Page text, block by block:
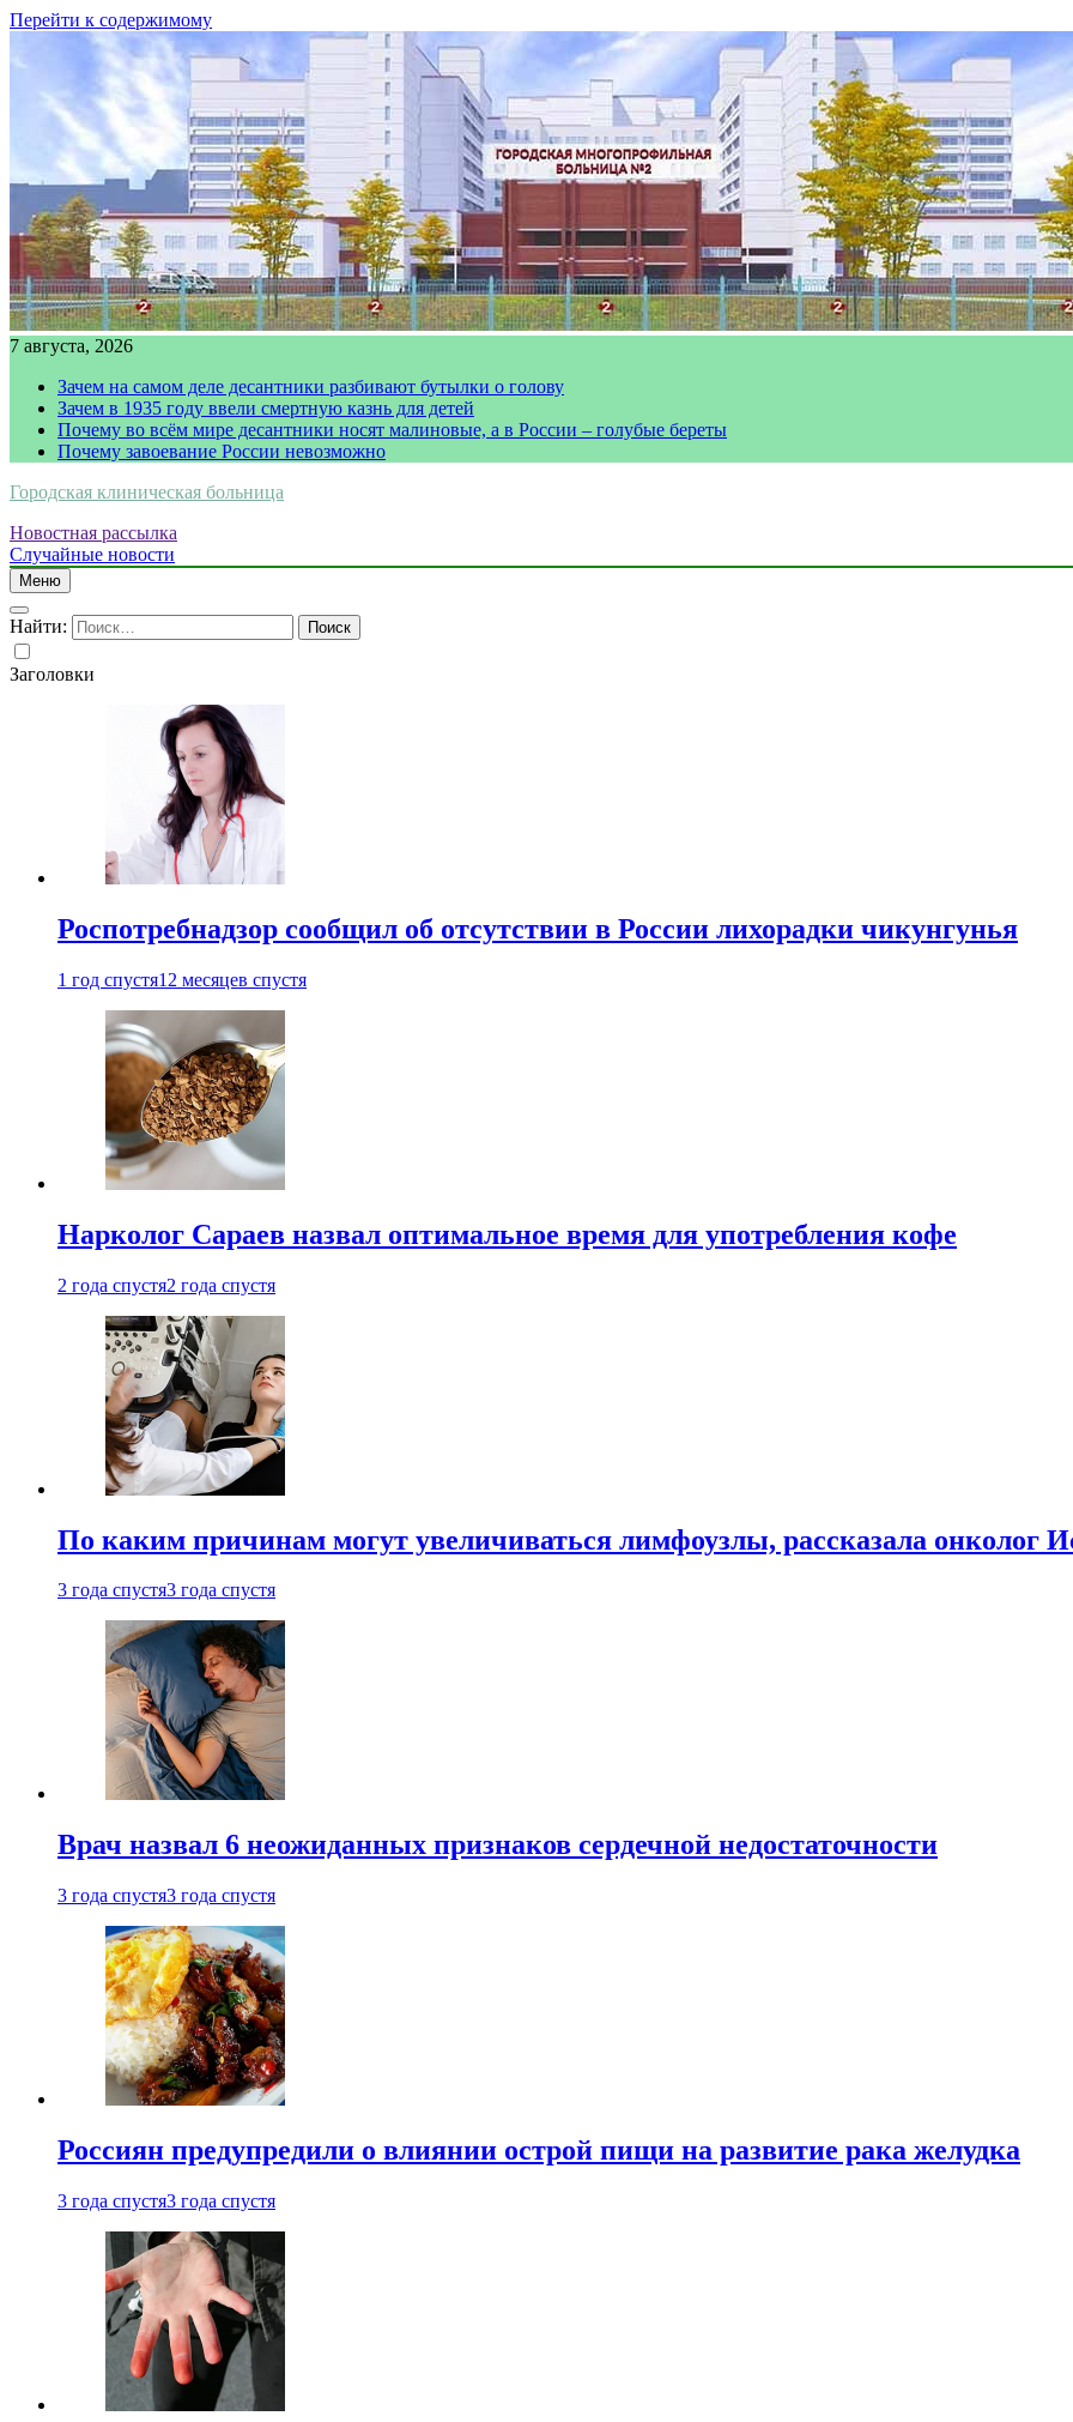
Перейти к содержимому
7 августа, 2026
Зачем на самом деле десантники разбивают бутылки о голову
Зачем в 1935 году ввели смертную казнь для детей
Почему во всём мире десантники носят малиновые, а в России – голубые береты
Почему завоевание России невозможно
Городская клиническая больница
Новостная рассылка
Случайные новости
Меню
Найти:
Заголовки
Роспотребнадзор сообщил об отсутствии в России лихорадки чикунгунья
1 год спустя12 месяцев спустя
Нарколог Сараев назвал оптимальное время для употребления кофе
2 года спустя2 года спустя
По каким причинам могут увеличиваться лимфоузлы, рассказала онколог
3 года спустя3 года спустя
Врач назвал 6 неожиданных признаков сердечной недостаточности
3 года спустя3 года спустя
Россиян предупредили о влиянии острой пищи на развитие рака желудка
3 года спустя3 года спустя